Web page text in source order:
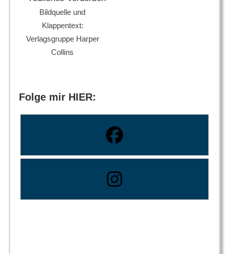
Bildquelle und
Klappentext:
Verlagsgruppe Harper
Collins
Folge mir HIER: